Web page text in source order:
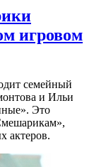
игровом
семейный
и Ильи
Это
актеров.